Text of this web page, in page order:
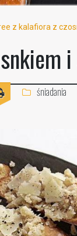
z kalafiora z
śniadania